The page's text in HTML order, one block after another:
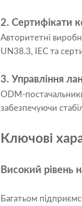
2. Сертифікати
Авторитетні
UN38.3, IEC та
3. Управління
ODM-
забезпечуючи
Ключові
Високий рівень
Багатьом